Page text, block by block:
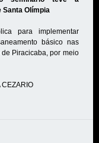
Santa Olímpia
para implementar
básico nas
Piracicaba, por meio